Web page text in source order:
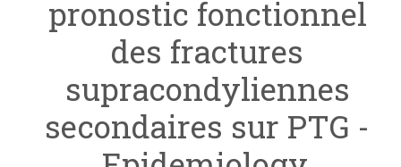
pronostic fonctionnel
des fractures
supracondyliennes
secondaires sur PTG -